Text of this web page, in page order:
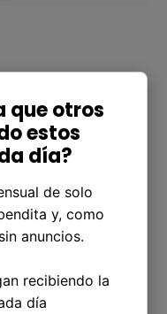
22:34 en
Cuando
nos encontramos
de nuestro
(Romanos
que otros
estos
día?
de solo
y, como
anuncios.
recibiendo la
día